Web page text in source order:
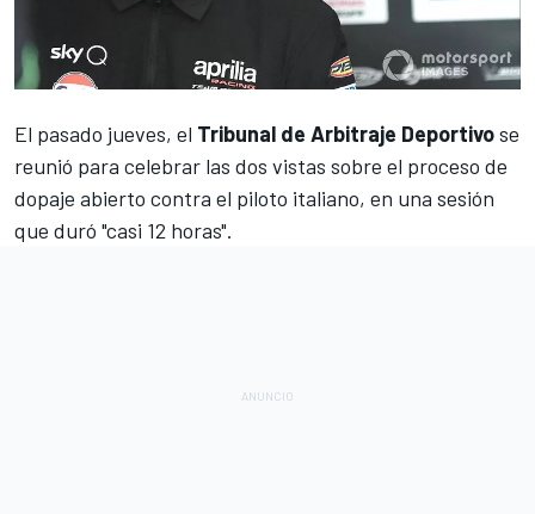
El pasado jueves, el Tribunal de Arbitraje Deportivose
reunió para celebrar las dos vistas sobre el proceso de
dopaje abierto contra el piloto italiano, en una sesión
que duró "casi 12 horas".